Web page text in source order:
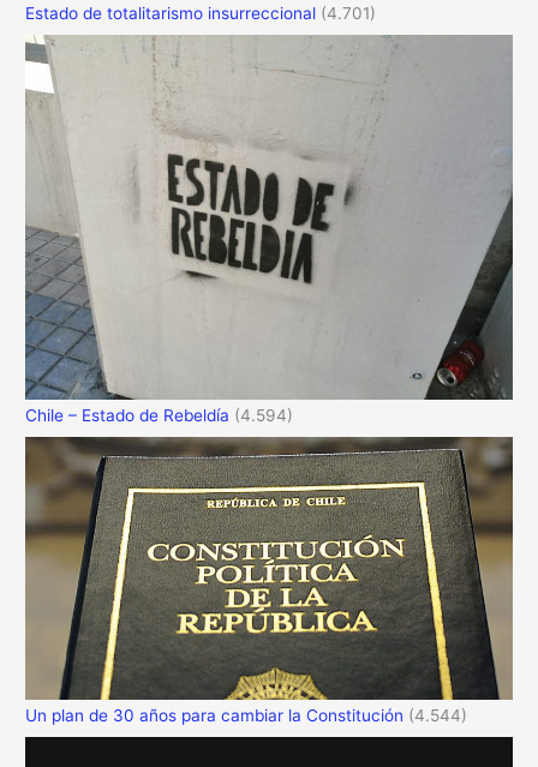
Estado de totalitarismo insurreccional (4.701)
Chile – Estado de Rebeldía (4.594)
Un plan de 30 años para cambiar la Constitución (4.544)